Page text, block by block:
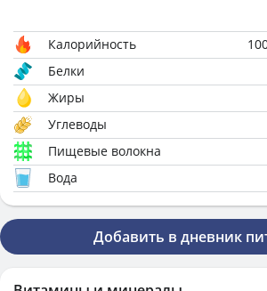
Калорийность
Белки
Жиры
Углеводы
Пищевые волокна
Вода
Добавить в дневник